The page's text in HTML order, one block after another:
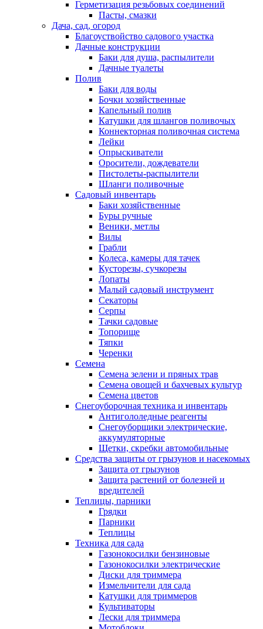
Герметизация резьбовых соединений
Пасты, смазки
Дача, сад, огород
Благоуствойство садового участка
Дачные конструкции
Баки для душа, распылители
Дачные туалеты
Полив
Баки для воды
Бочки хозяйственные
Капельный полив
Катушки для шлангов поливочых
Коннекторная поливочная система
Лейки
Опрыскиватели
Оросители, дождеватели
Пистолеты-распылители
Шланги поливочные
Садовый инвентарь
Баки хозяйственные
Буры ручные
Веники, метлы
Вилы
Грабли
Колеса, камеры для тачек
Кусторезы, сучкорезы
Лопаты
Малый садовый инструмент
Секаторы
Серпы
Тачки садовые
Топорище
Тяпки
Черенки
Семена
Семена зелени и пряных трав
Семена овощей и бахчевых культур
Семена цветов
Снегоуборочная техника и инвентарь
Антигололедные реагенты
Снегоуборщики электрические,
аккумуляторные
Щетки, скребки автомобильные
Средства защиты от грызунов и насекомых
Защита от грызунов
Защита растений от болезней и
вредителей
Теплицы, парники
Грядки
Парники
Теплицы
Техника для сада
Газонокосилки бензиновые
Газонокосилки электрические
Диски для триммера
Измельчители для сада
Катушки для триммеров
Культиваторы
Лески для триммера